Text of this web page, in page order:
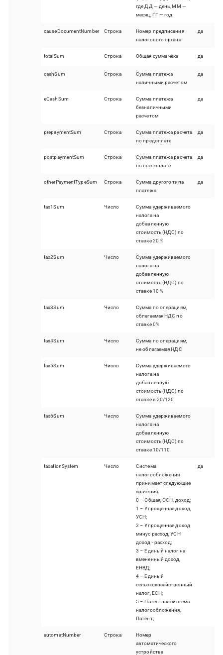
где ДД — день, ММ —
месяц, ГГ — год.
causeDocumentNumber Строка
Номер предписания
налогового органа
да
totalSum Строка Общая сумма чека да
cashSum Строка
Сумма платежа
наличными расчетом
да
eCashSum Строка
Сумма платежа
безналичными
расчетом
да
prepaymentSum Строка
Сумма платежа расчета
по предоплате
да
postpaymentSum Строка
Сумма платежа расчета
по постоплате
да
otherPaymentTypeSum Строка
Сумма другого типа
платежа
да
tax1Sum Число
Сумма удерживаемого
налога на
добавленную
стоимость (НДС) по
ставке 20 %
tax2Sum Число
Сумма удерживаемого
налога на
добавленную
стоимость (НДС) по
ставке 10 %
tax3Sum Число
Сумма по операциям,
облагаемая НДС по
ставке 0%
tax4Sum Число
Сумма по операциям,
не облагаемая НДС
tax5Sum Число
Сумма удерживаемого
налога на
добавленную
стоимость (НДС) по
ставке в 20/120
tax6Sum Число
Сумма удерживаемого
налога на
добавленную
стоимость (НДС) по
ставке 10/110
taxationSystem Число
Система
налогообложения
принимает следующие
значения:
0 – Общая, ОСН, доход;
1 – Упрощенная доход,
УСН;
2 – Упрощенная доход
минус расход, УСН
доход - расход;
3 – Единый налог на
вмененный доход,
ЕНВД;
4 – Единый
сельскохозяйственный
налог, ЕСН;
5 – Патентная система
налогообложения,
Патент;
да
automatNumber Строка
Номер
автоматического
устройства